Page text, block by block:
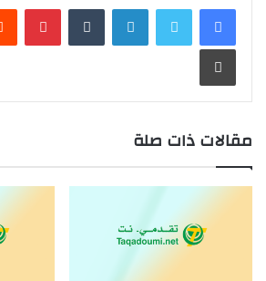
لينكدإن
طباعة
مقالات ذات صلة